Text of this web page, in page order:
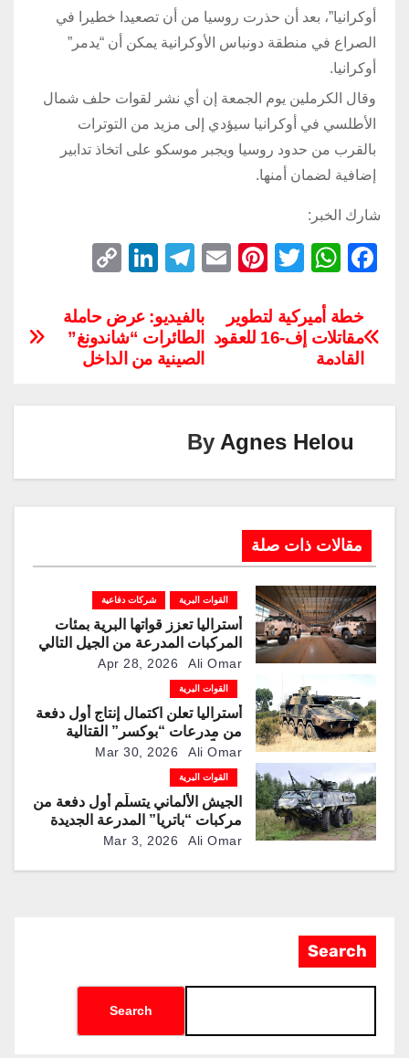
أوكرانيا”، بعد أن حذرت روسيا من أن تصعيدا خطيرا في
الصراع في منطقة دونباس الأوكرانية يمكن أن “يدمر”
أوكرانيا.
وقال الكرملين يوم الجمعة إن أي نشر لقوات حلف شمال
الأطلسي في أوكرانيا سيؤدي إلى مزيد من التوترات
بالقرب من حدود روسيا ويجبر موسكو على اتخاذ تدابير
إضافية لضمان أمنها.
شارك الخبر:
F
c
e
b
o
W
at
s
p
T
tt
er
Pi
er
e
E
ail
T
e
gr
a
Li
k
e
dI
p
y
Li
بالفيديو: عرض حاملة
الطائرات “شاندونغ”
الصينية من الداخل
خطة أميركية لتطوير
مقاتلات إف-16 للعقود
القادمة
By Agnes Helou
مقالات ذات صلة
القوات البرية شركات دفاعية
أستراليا تعزز قواتها البرية بمئات
المركبات المدرعة من الجيل التالي
“بوشماستر” من “تاليس”
Apr 28, 2026 Ali Omar
القوات البرية
أستراليا تعلن اكتمال إنتاج أول دفعة
من مدرعات “بوكسر” القتالية
محلياً
Mar 30, 2026 Ali Omar
القوات البرية
الجيش الألماني يتسلّم أول دفعة من
مركبات “باتريا” المدرعة الجديدة
سداسية الدفعMar 3, 2026 Ali Omar
Search
Search